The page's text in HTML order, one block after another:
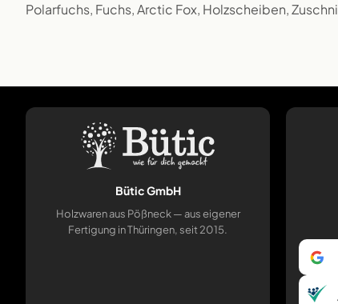
Polarfuchs, Fuchs, Arctic Fox, Holzscheiben,
Bütic GmbH
Holzwaren aus Pößneck — aus eigener
Fertigung in Thüringen, seit 2015.